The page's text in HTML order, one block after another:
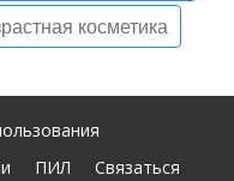
косметика
ПИЛ Связаться